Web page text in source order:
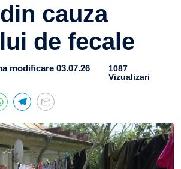
cauza
de fecale
modificare 03.07.26
1087
Vizualizari